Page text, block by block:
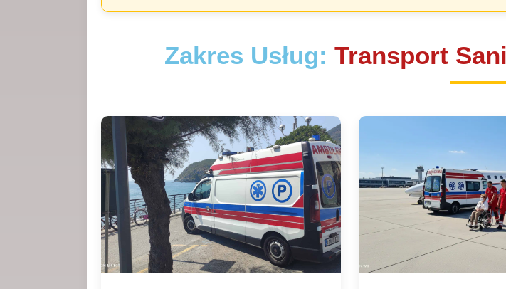
Zakres Usług: Transport